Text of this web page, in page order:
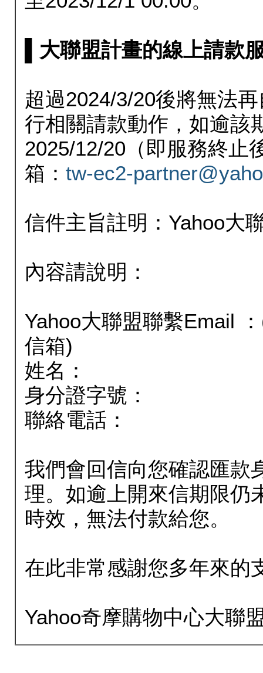
▌大聯盟計畫的線上請款
超過2024/3/20後將無法
行相關請款動作，如逾該
2025/12/20（即服務終止
箱： tw-ec2-
信件主旨註明：Yahoo大
內容請說明：
Yahoo大聯盟聯繫Email
信箱)
姓名：
身分證字號：
聯絡電話：
我們會回信向您確認匯款
理。如逾上開來信期限仍
時效，無法付款給您。
在此非常感謝您多年來的
Yahoo奇摩購物中心大